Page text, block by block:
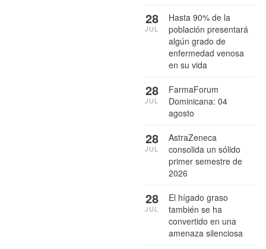
Hasta 90% de la
población presentará
algún grado de
enfermedad venosa
en su vida
28
JUL
FarmaForum
Dominicana: 04
agosto
28
JUL
AstraZeneca
consolida un sólido
primer semestre de
2026
28
JUL
El hígado graso
también se ha
convertido en una
amenaza silenciosa
28
JUL